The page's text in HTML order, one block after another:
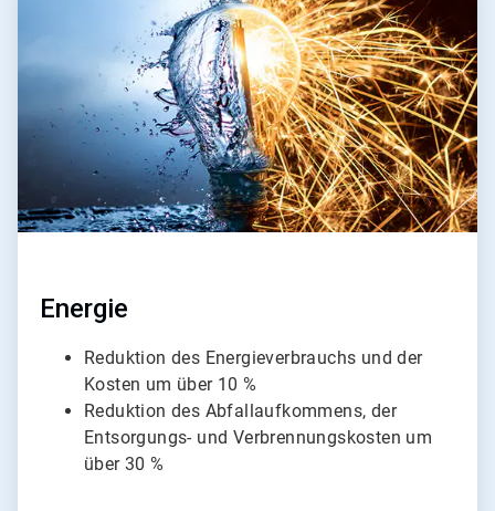
Energie
Reduktion des Energieverbrauchs und der
Kosten um über 10 %
Reduktion des Abfallaufkommens, der
Entsorgungs- und Verbrennungskosten um
über 30 %